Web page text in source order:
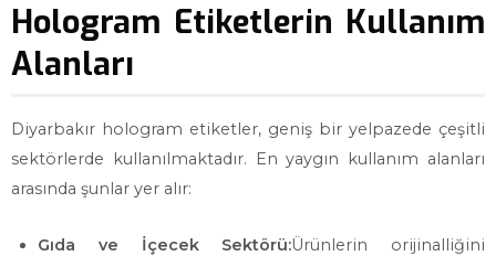
Hologram Etiketlerin Kullanım
Alanları
Diyarbakır hologram etiketler, geniş bir yelpazede çeşitli
sektörlerde kullanılmaktadır. En yaygın kullanım alanları
arasında şunlar yer alır:
Gıda ve İçecek Sektörü:Ürünlerin orijinalliğini